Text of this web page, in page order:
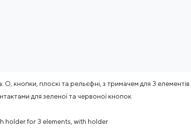
кнопки, плоскі та рельєфні, з тримачем для 3 елементів.
для зеленої та червоної кнопок.
holder for 3 elements, with holder